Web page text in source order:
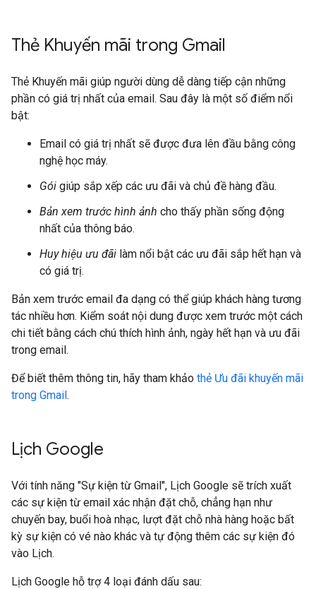
Thẻ Khuyến mãi trong Gmail
Thẻ Khuyến mãi giúp người dùng dễ dàng tiếp cận những
phần có giá trị nhất của email. Sau đây là một số điểm nổi
bật:
Email có giá trị nhất sẽ được đưa lên đầu bằng công
nghệ học máy.
Gói giúp sắp xếp các ưu đãi và chủ đề hàng đầu.
Bản xem trước hình ảnh cho thấy phần sống động
nhất của thông báo.
Huy hiệu ưu đãi làm nổi bật các ưu đãi sắp hết hạn và
có giá trị.
Bản xem trước email đa dạng có thể giúp khách hàng tương
tác nhiều hơn. Kiểm soát nội dung được xem trước một cách
chi tiết bằng cách chú thích hình ảnh, ngày hết hạn và ưu đãi
trong email.
Để biết thêm thông tin, hãy tham khảo thẻ Ưu đãi khuyến mãi
trong Gmail.
Lịch Google
Với tính năng "Sự kiện từ Gmail", Lịch Google sẽ trích xuất
các sự kiện từ email xác nhận đặt chỗ, chẳng hạn như
chuyến bay, buổi hoà nhạc, lượt đặt chỗ nhà hàng hoặc bất
kỳ sự kiện có vé nào khác và tự động thêm các sự kiện đó
vào Lịch.
Lịch Google hỗ trợ 4 loại đánh dấu sau: